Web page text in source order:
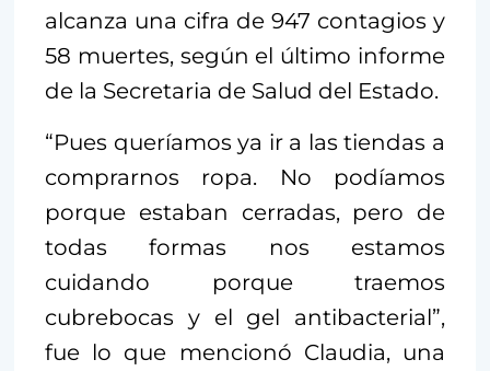
alcanza una cifra de 947 contagios y
58 muertes, según el último informe
de la Secretaria de Salud del Estado.
“Pues queríamos ya ir a las tiendas a
comprarnos ropa. No podíamos
porque estaban cerradas, pero de
todas formas nos estamos
cuidando porque traemos
cubrebocas y el gel antibacterial”,
fue lo que mencionó Claudia, una